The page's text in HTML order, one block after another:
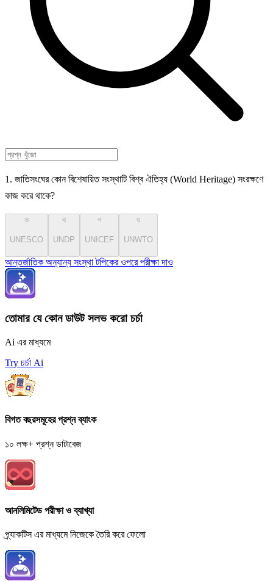
1. জাতিসংঘের কোন বিশেষায়িত সংস্থাটি বিশ্ব ঐতিহ্য (World Heritage) সংরক্ষণে
কাজ করে থাকে?
ক
UNESCO
খ
UNDP
গ
UNICEF
ঘ
UNWTO
আন্তর্জাতিক অন্যান্য সংস্থা টপিকের ওপরে পরীক্ষা দাও
তোমার যে কোন ডাউট সলভ করো চর্চা
Ai এর মাধ্যমে
Try চর্চা Ai
বিগত বছরসমূহের প্রশ্ন ব্যাংক
১০ লক্ষ+ প্রশ্ন ডাটাবেজ
আনলিমিটেড পরীক্ষা ও ব্যাখ্যা
প্র্যাকটিস এর মাধ্যমে নিজেকে তৈরি করে ফেলো